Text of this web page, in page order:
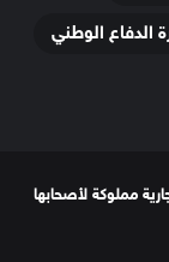
الدفاع الوطني
مملوكة لأصحابها